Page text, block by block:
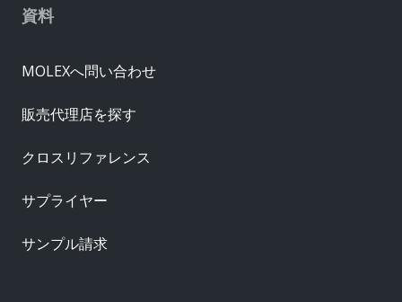
資料
MOLEXへ問い合わせ
販売代理店を探す
クロスリファレンス
サプライヤー
サンプル請求